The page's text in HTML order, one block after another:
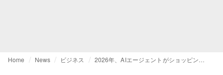
Home News ビジネス